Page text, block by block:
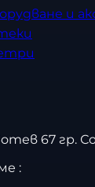
и
67 гр.
: